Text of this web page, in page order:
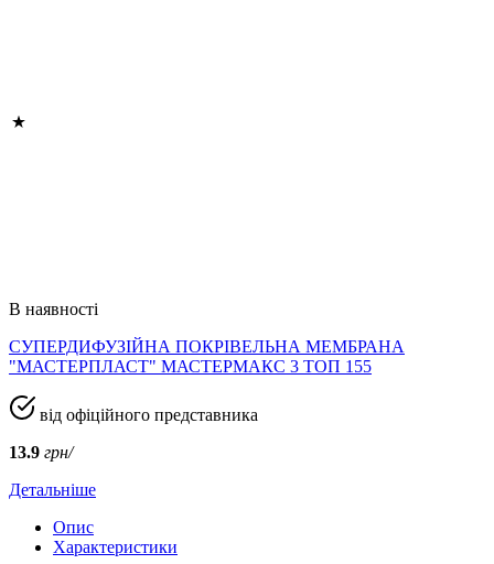
В наявності
СУПЕРДИФУЗІЙНА ПОКРІВЕЛЬНА МЕМБРАНА
"МАСТЕРПЛАСТ" МАСТЕРМАКС 3 ТОП 155
від офіційного представника
13.9 грн/
Детальніше
Опис
Характеристики